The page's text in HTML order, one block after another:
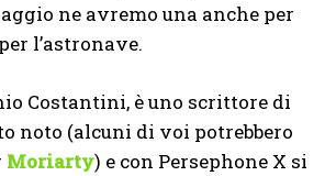
ne avremo una anche per
l’astronave.
Costantini, è uno scrittore di
noto (alcuni di voi potrebbero
Moriarty) e con Persephone X si